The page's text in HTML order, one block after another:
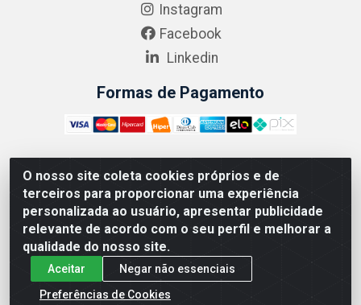
O nosso site coleta cookies próprios e de
terceiros para proporcionar uma experiência
personalizada ao usuário, apresentar publicidade
relevante de acordo com o seu perfil e melhorar a
qualidade do nosso site.
Aceitar
Negar não essenciais
Preferências de Cookies
Instagram
Facebook
Linkedin
Formas de Pagamento
ABRASEG COMÉRCIO ATACADISTA LTDA - CNPJ:
10.894.768/0001-00 - Avenida Lobo Júnior, 1045 -
Penha Circular - Rio de Janeiro - RJ - CEP 21020-124